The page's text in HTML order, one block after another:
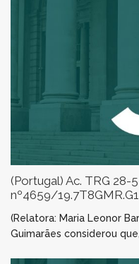
(Portugal) Ac. TRG 28-
nº4659/19.7T8GMR.G1
(Relatora: Maria Leonor
Guimarães considerou